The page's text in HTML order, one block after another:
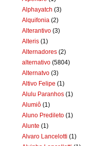
Alphayatch (3)
Alquifonia (2)
Alterantivo (3)
Alteris (1)
Alternadores (2)
alternativo (5804)
Alternatvo (3)
Altivo Felipe (1)
Alulu Paranhos (1)
Alumiô (1)
Aluno Predileto (1)
Alunte (1)
Alvaro Lancelotti (1)